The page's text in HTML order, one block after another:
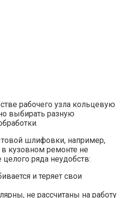
рабочего узла кольцевую
выбирать разную
шлифовки, например,
кузовном ремонте не
целого ряда неудобств:
и теряет свои
не рассчитаны на работу